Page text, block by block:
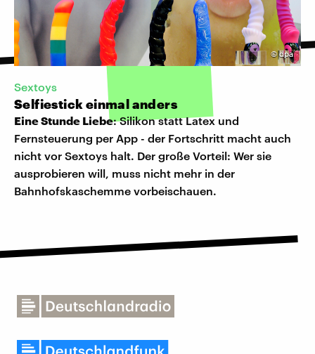
©dpa
Sextoys
Selfiestick einmal anders
Eine Stunde Liebe: Silikon statt Latex und
Fernsteuerung per App - der Fortschritt macht auch
nicht vor Sextoys halt. Der große Vorteil: Wer sie
ausprobieren will, muss nicht mehr in der
Bahnhofskaschemme vorbeischauen.